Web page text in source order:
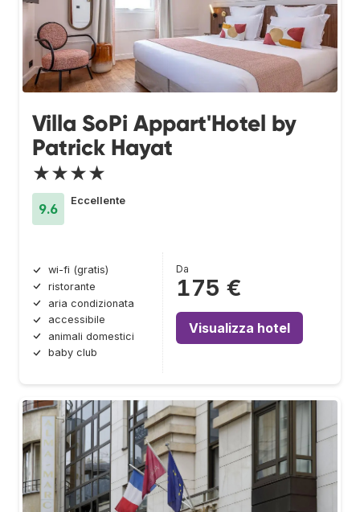
Villa SoPi Appart'Hotel by
Patrick Hayat
★★★★
9.6
Eccellente
wi-fi (gratis)
ristorante
aria condizionata
accessibile
animali domestici
baby club
Da
175 €
Visualizza hotel